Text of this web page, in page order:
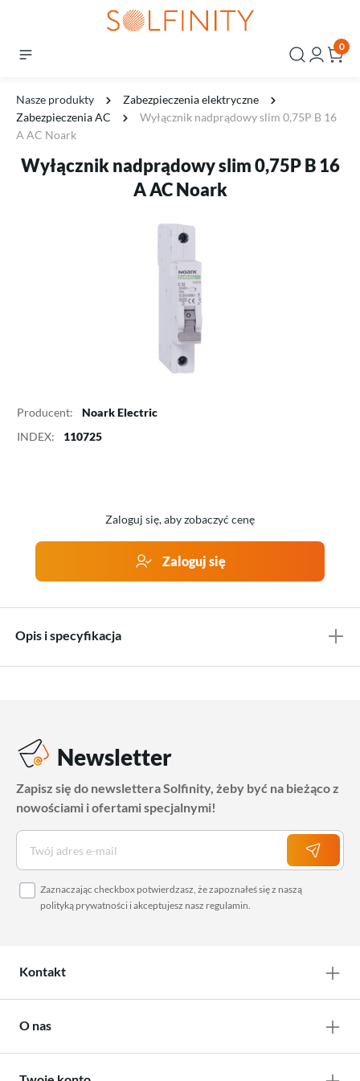
0
Nasze produkty
Zabezpieczenia elektryczne
Zabezpieczenia AC
Wyłącznik nadprądowy slim 0,75P B 16
A AC Noark
Wyłącznik nadprądowy slim 0,75P B 16
A AC Noark
Producent:
Noark Electric
INDEX:
110725
Zaloguj się, aby zobaczyć cenę
Zaloguj się
Opis i specyfikacja
Newsletter
Zapisz się do newslettera Solfinity, żeby być na bieżąco z
nowościami i ofertami specjalnymi!
Zaznaczając checkbox potwierdzasz, że zapoznałeś się z naszą
polityką prywatności i akceptujesz nasz regulamin.
Kontakt
O nas